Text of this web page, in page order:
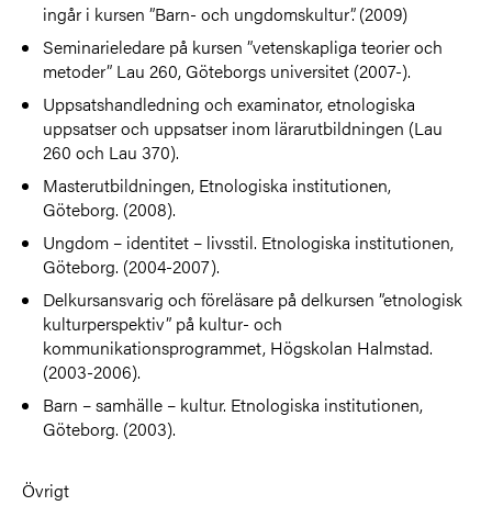
ingår i kursen ”Barn- och ungdomskultur”. (2009)
Seminarieledare på kursen ”vetenskapliga teorier och
metoder” Lau 260, Göteborgs universitet (2007-).
Uppsatshandledning och examinator, etnologiska
uppsatser och uppsatser inom lärarutbildningen (Lau
260 och Lau 370).
Masterutbildningen, Etnologiska institutionen,
Göteborg. (2008).
Ungdom – identitet – livsstil. Etnologiska institutionen,
Göteborg. (2004-2007).
Delkursansvarig och föreläsare på delkursen ”etnologisk
kulturperspektiv” på kultur- och
kommunikationsprogrammet, Högskolan Halmstad.
(2003-2006).
Barn – samhälle – kultur. Etnologiska institutionen,
Göteborg. (2003).
Övrigt